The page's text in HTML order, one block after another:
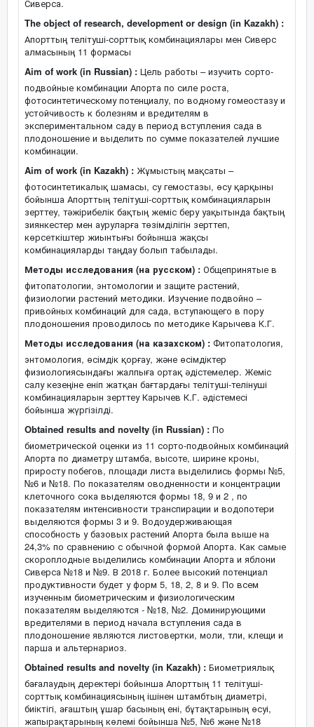
Сиверса.
The object of research, development or design (in Kazakh) :
Апорттың телітуші-сорттық комбинациялары мен Сиверс
алмасының 11 формасы
Aim of work (in Russian) : Цель работы – изучить сорто-
подвойные комбинации Апорта по силе роста,
фотосинтетическому потенциалу, по водному гомеостазу и
устойчивость к болезням и вредителям в
экспериментальном саду в период вступления сада в
плодоношение и выделить по сумме показателей лучшие
комбинации.
Aim of work (in Kazakh) : Жұмыстың мақсаты –
фотосинтетикалық шамасы, су гемостазы, өсу қарқыны
бойынша Апорттың телітуші-сорттық комбинацияларын
зерттеу, тәжірибелік бақтың жеміс беру уақытында бақтың
зиянкестер мен ауруларға төзімділігін зерттеп,
көрсеткіштер жиынтығы бойынша жақсы
комбинацияларды таңдау болып табылады.
Методы исследования (на русском) : Общепринятые в
фитопатологии, энтомологии и защите растений,
физиологии растений методики. Изучение подвойно –
привойных комбинаций для сада, вступающего в пору
плодоношения проводилось по методике Карычева К.Г.
Методы исследования (на казахском) : Фитопатология,
энтомология, өсімдік қорғау, және өсімдіктер
физиологиясындағы жалпыға ортақ әдістемелер. Жеміс
салу кезеңіне еніп жатқан бағтардағы телітуші-телінуші
комбинацияларын зерттеу Карычев К.Г. әдістемесі
бойынша жүргізілді.
Obtained results and novelty (in Russian) : По
биометрической оценки из 11 сорто-подвойных комбинаций
Апорта по диаметру штамба, высоте, ширине кроны,
приросту побегов, площади листа выделились формы №5,
№6 и №18. По показателям оводненности и концентрации
клеточного сока выделяются формы 18, 9 и 2 , по
показателям интенсивности транспирации и водопотери
выделяются формы 3 и 9. Водоудерживающая
способность у базовых растений Апорта была выше на
24,3% по сравнению с обычной формой Апорта. Как самые
скороплодные выделились комбинации Апорта и яблони
Сиверса №18 и №9. В 2018 г. Более высокий потенциал
продуктивности будет у форм 5, 18, 2, 8 и 9. По всем
изученным биометрическим и физиологическим
показателям выделяются - №18, №2. Доминирующими
вредителями в период начала вступления сада в
плодоношение являются листовертки, моли, тли, клещи и
парша и альтернариоз.
Obtained results and novelty (in Kazakh) : Биометриялық
бағалаудың деректері бойынша Апорттың 11 телітуші-
сорттық комбинациясының ішінен штамбтың диаметрі,
биіктігі, ағаштың ұшар басының ені, бұтақтарының өсуі,
жапырақтарының көлемі бойынша №5, №6 және №18